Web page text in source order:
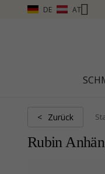
DE AT
SAMMELN, MEHR
< Zurück
Rubin